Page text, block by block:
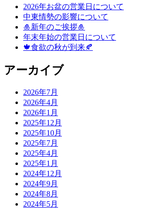
2026年お盆の営業日について
中東情勢の影響について
🎍新年のご挨拶🎍
年末年始の営業日について
🍁食欲の秋が到来🍂
アーカイブ
2026年7月
2026年4月
2026年1月
2025年12月
2025年10月
2025年7月
2025年4月
2025年1月
2024年12月
2024年9月
2024年8月
2024年5月